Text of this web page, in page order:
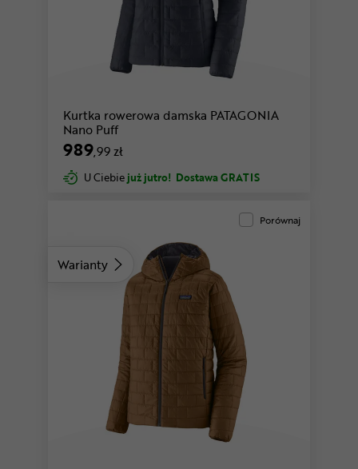
Kurtka rowerowa damska PATAGONIA
Nano Puff
989,99 zł
U Ciebie już jutro! Dostawa GRATIS
Warianty
Porównaj